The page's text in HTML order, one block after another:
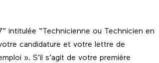
intitulée “Technicienne ou Technicien en
candidature et votre lettre de
». S’il s’agit de votre première